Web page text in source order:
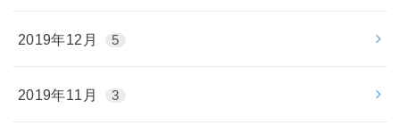
2019年12月 5
2019年11月 3